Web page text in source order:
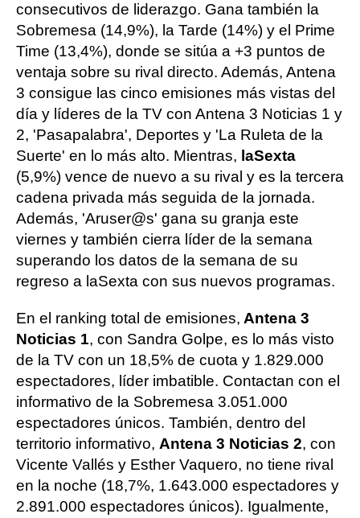
consecutivos de liderazgo. Gana también la
Sobremesa (14,9%), la Tarde (14%) y el Prime
Time (13,4%), donde se sitúa a +3 puntos de
ventaja sobre su rival directo. Además, Antena
3 consigue las cinco emisiones más vistas del
día y líderes de la TV con Antena 3 Noticias 1 y
2, 'Pasapalabra', Deportes y 'La Ruleta de la
Suerte' en lo más alto. Mientras, laSexta
(5,9%) vence de nuevo a su rival y es la tercera
cadena privada más seguida de la jornada.
Además, 'Aruser@s' gana su granja este
viernes y también cierra líder de la semana
superando los datos de la semana de su
regreso a laSexta con sus nuevos programas.
En el ranking total de emisiones, Antena 3
Noticias 1, con Sandra Golpe, es lo más visto
de la TV con un 18,5% de cuota y 1.829.000
espectadores, líder imbatible. Contactan con el
informativo de la Sobremesa 3.051.000
espectadores únicos. También, dentro del
territorio informativo, Antena 3 Noticias 2, con
Vicente Vallés y Esther Vaquero, no tiene rival
en la noche (18,7%, 1.643.000 espectadores y
2.891.000 espectadores únicos). Igualmente,